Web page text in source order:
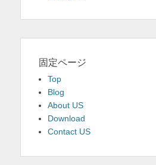
固定ページ
Top
Blog
About US
Download
Contact US